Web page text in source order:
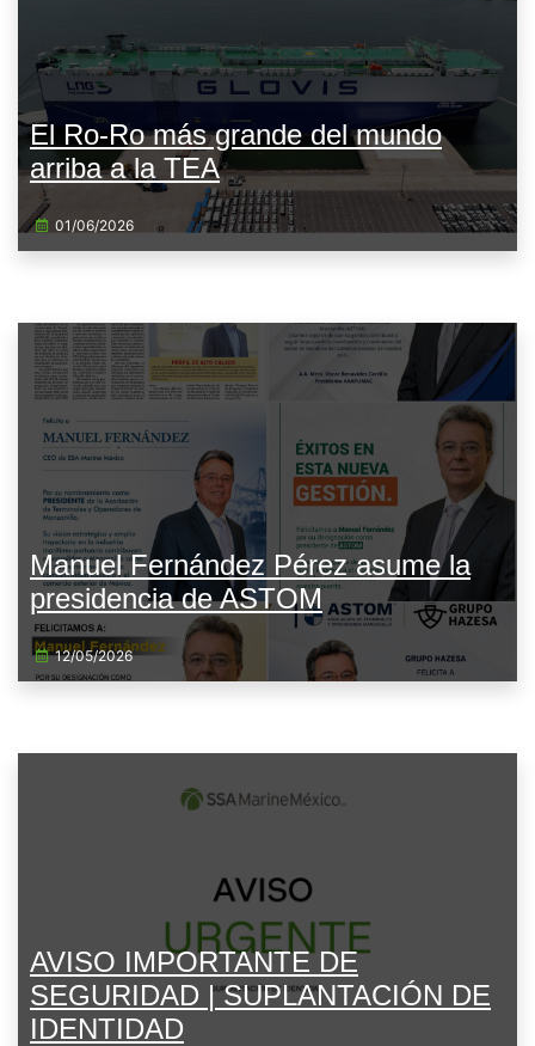
El Ro-Ro más grande del mundo
arriba a la TEA
01/06/2026
Manuel Fernández Pérez asume la
presidencia de ASTOM
12/05/2026
AVISO IMPORTANTE DE
SEGURIDAD | SUPLANTACIÓN DE
IDENTIDAD